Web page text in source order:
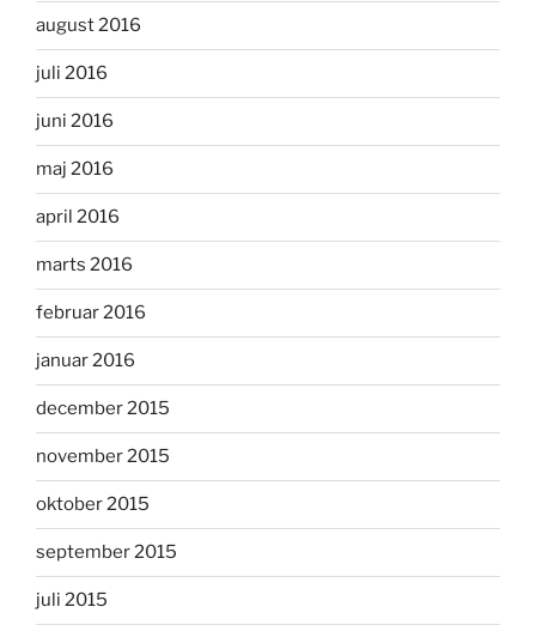
august 2016
juli 2016
juni 2016
maj 2016
april 2016
marts 2016
februar 2016
januar 2016
december 2015
november 2015
oktober 2015
september 2015
juli 2015